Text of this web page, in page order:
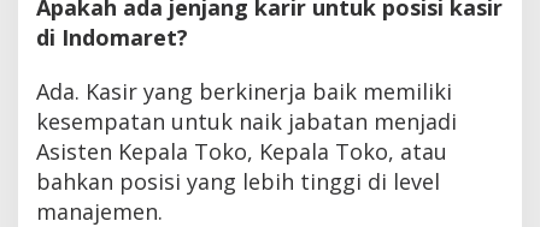
Apakah ada jenjang karir untuk posisi kasir
di Indomaret?
Ada. Kasir yang berkinerja baik memiliki
kesempatan untuk naik jabatan menjadi
Asisten Kepala Toko, Kepala Toko, atau
bahkan posisi yang lebih tinggi di level
manajemen.